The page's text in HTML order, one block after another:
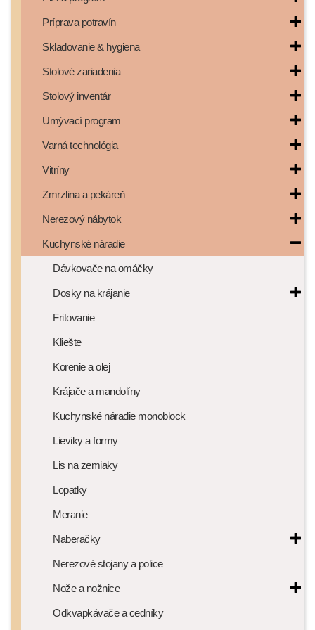
Príprava potravín
Skladovanie & hygiena
Stolové zariadenia
Stolový inventár
Umývací program
Varná technológia
Vitríny
Zmrzlina a pekáreň
Nerezový nábytok
Kuchynské náradie
Dávkovače na omáčky
Dosky na krájanie
Fritovanie
Kliešte
Korenie a olej
Krájače a mandolíny
Kuchynské náradie monoblock
Lieviky a formy
Lis na zemiaky
Lopatky
Meranie
Naberačky
Nerezové stojany a police
Nože a nožnice
Odkvapkávače a cedníky